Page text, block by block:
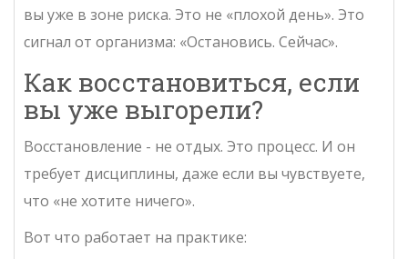
вы уже в зоне риска. Это не «плохой день». Это
сигнал от организма: «Остановись. Сейчас».
Как восстановиться, если
вы уже выгорели?
Восстановление - не отдых. Это процесс. И он
требует дисциплины, даже если вы чувствуете,
что «не хотите ничего».
Вот что работает на практике: